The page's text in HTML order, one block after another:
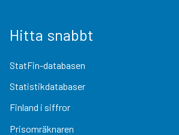
Hitta snabbt
StatFin-databasen
Statistikdatabaser
Finland i siffror
Prisomräknaren